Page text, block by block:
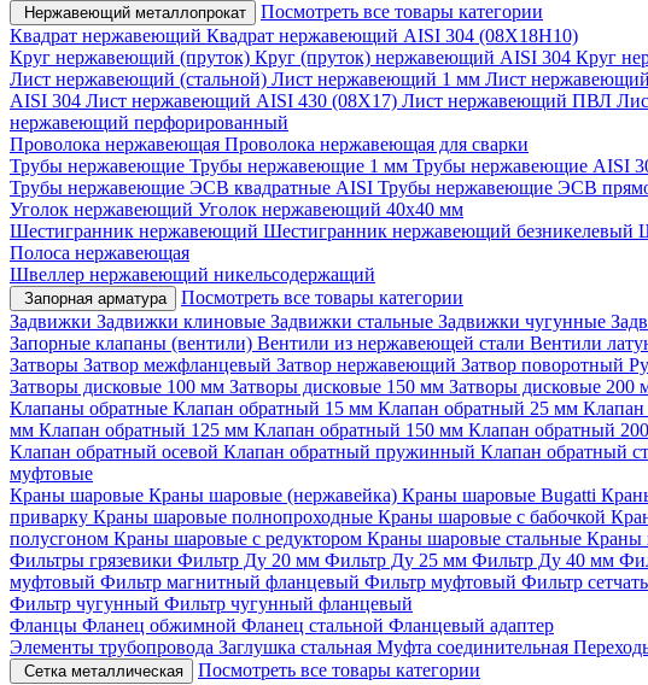
Нержавеющий металлопрокат
Посмотреть все товары категории
Квадрат нержавеющий Квадрат нержавеющий AISI 304 (08Х18Н10)
Круг нержавеющий (пруток) Круг (пруток) нержавеющий AISI 304 Круг
Лист нержавеющий (стальной) Лист нержавеющий 1 мм Лист
AISI 304 Лист нержавеющий AISI 430 (08Х17) Лист нержавеющий ПВЛ
нержавеющий перфорированный
Проволока нержавеющая Проволока нержавеющая для сварки
Трубы нержавеющие Трубы нержавеющие 1 мм Трубы нержавеющие AISI
Трубы нержавеющие ЭСВ квадратные AISI Трубы нержавеющие ЭСВ
Уголок нержавеющий Уголок нержавеющий 40x40 мм
Шестигранник нержавеющий Шестигранник нержавеющий безникелевый
Полоса нержавеющая
Швеллер нержавеющий никельсодержащий
Запорная арматура
Посмотреть все товары категории
Задвижки Задвижки клиновые Задвижки стальные Задвижки чугунные
Запорные клапаны (вентили) Вентили из нержавеющей стали Вентили
Затворы Затвор межфланцевый Затвор нержавеющий Затвор поворотный
Затворы дисковые 100 мм Затворы дисковые 150 мм Затворы дисковые 200
Клапаны обратные Клапан обратный 15 мм Клапан обратный 25 мм
мм Клапан обратный 125 мм Клапан обратный 150 мм Клапан обратный
Клапан обратный осевой Клапан обратный пружинный Клапан обратный
муфтовые
Краны шаровые Краны шаровые (нержавейка) Краны шаровые Bugatti
приварку Краны шаровые полнопроходные Краны шаровые с бабочкой
полусгоном Краны шаровые с редуктором Краны шаровые стальные Краны
Фильтры грязевики Фильтр Ду 20 мм Фильтр Ду 25 мм Фильтр Ду 40 мм
муфтовый Фильтр магнитный фланцевый Фильтр муфтовый Фильтр
Фильтр чугунный Фильтр чугунный фланцевый
Фланцы Фланец обжимной Фланец стальной Фланцевый адаптер
Элементы трубопровода Заглушка стальная Муфта соединительная
Сетка металлическая
Посмотреть все товары категории